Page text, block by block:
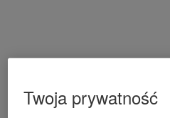
Twoja prywatność